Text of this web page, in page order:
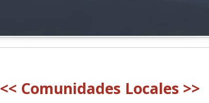
<< Comunidades Locales >>